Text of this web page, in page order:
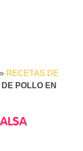
RECETAS DE
POLLO EN